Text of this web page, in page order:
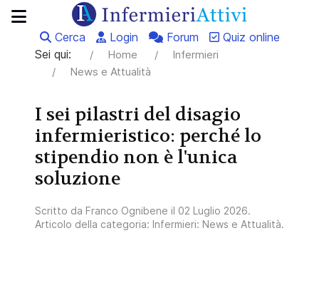
Cerca Login Forum
Quiz online
Sei qui:
Home
Infermieri
News e Attualità
I sei pilastri del disagio
infermieristico: perché lo
stipendio non è l'unica
soluzione
Scritto da Franco Ognibene il 02 Luglio 2026.
Articolo della categoria: Infermieri: News e Attualità.